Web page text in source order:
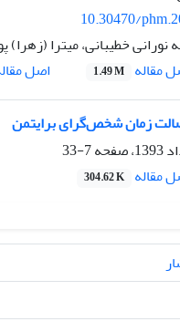
10.30470/
خطیبانی، میترا (زهرا)
مقاله 1.49 M
اصل
زمان شخص‌گرای برایتمن
7-33
مقاله 304.62 K